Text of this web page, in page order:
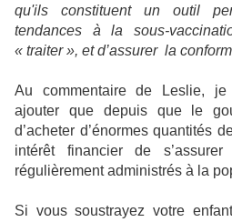
qu'ils constituent un outil
tendances à la sous-
« traiter », et d’assurer la
Au commentaire de Leslie, je
ajouter que depuis que le
d’acheter d’énormes quantités
intérêt financier de
régulièrement administrés à la
Si vous soustrayez votre